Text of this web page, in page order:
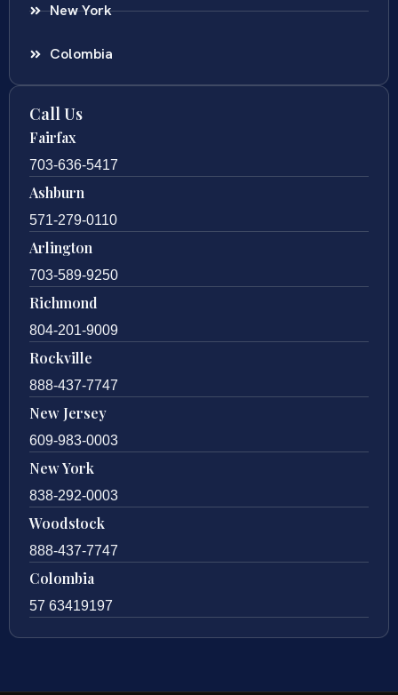
New York
Colombia
Call Us
Fairfax
703-636-5417
Ashburn
571-279-0110
Arlington
703-589-9250
Richmond
804-201-9009
Rockville
888-437-7747
New Jersey
609-983-0003
New York
838-292-0003
Woodstock
888-437-7747
Colombia
57 63419197